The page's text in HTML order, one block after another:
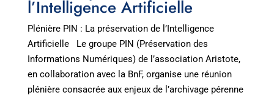
l’Intelligence Artificielle
Plénière PIN : La préservation de l’Intelligence
Artificielle Le groupe PIN (Préservation des
Informations Numériques) de l’association Aristote,
en collaboration avec la BnF, organise une réunion
plénière consacrée aux enjeux de l’archivage pérenne